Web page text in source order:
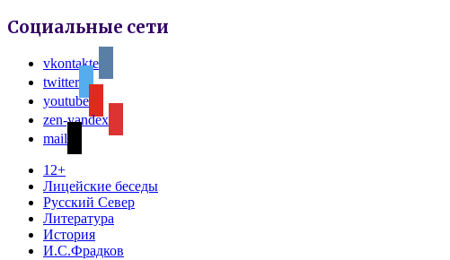
Социальные сети
vkontakte
twitter
youtube
zen-yandex
mail
12+
Лицейские беседы
Русский Север
Литература
История
И.С.Фрадков